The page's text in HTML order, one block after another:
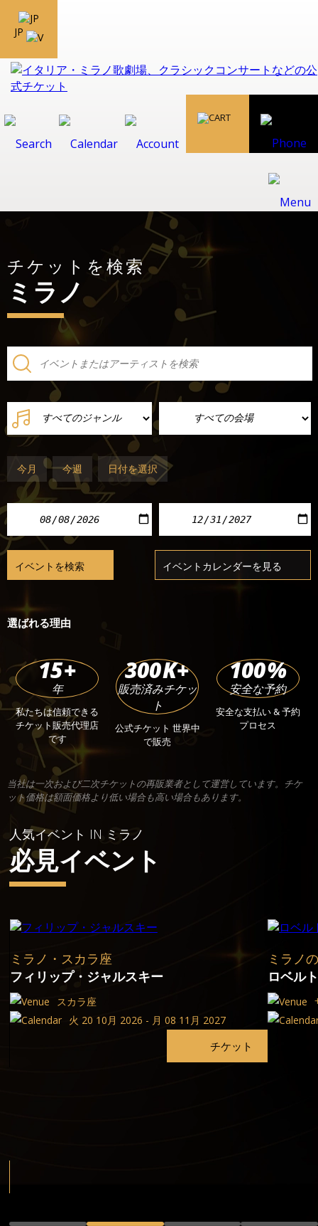
JP
チケットを検索
ミラノ
今月 今週 日付を選択
選ばれる理由
15+
年
私たちは信頼できる
チケット販売代理店
です
300K+
販売済みチケッ
ト
公式チケット 世界中
で販売
100%
安全な予約
安全な支払い & 予約
プロセス
当社は一次および二次チケットの再販業者として運営しています。チケ
ット価格は額面価格より低い場合も高い場合もあります。
人気イベント IN ミラノ
必見イベント
ミラノ・スカラ座
フィリップ・ジャルスキー
スカラ座
火 20 10月 2026 - 月 08 11月 2027
チケット
ミラノ
ロベル